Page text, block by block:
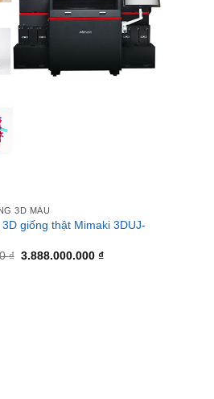
3D MÀU
giống thật Mimaki 3DUJ-
₫ 3.888.000.000 ₫